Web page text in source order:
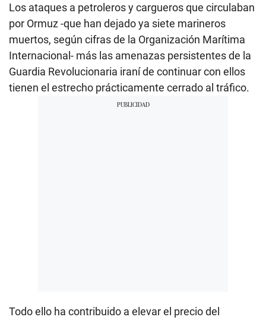
Los ataques a petroleros y cargueros que circulaban
por Ormuz -que han dejado ya siete marineros
muertos, según cifras de la Organización Marítima
Internacional- más las amenazas persistentes de la
Guardia Revolucionaria iraní de continuar con ellos
tienen el estrecho prácticamente cerrado al tráfico.
Todo ello ha contribuido a elevar el precio del